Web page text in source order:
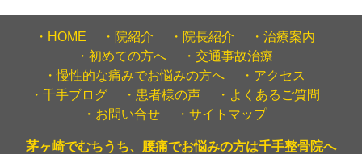
HOME 院紹介 院長紹介
治療案内
初めての方へ
交通事故治療
慢性的な痛みでお悩みの方へ
アクセス
千手ブログ
患者様の声
よくあるご質問
お問い合せ
サイトマップ
茅ヶ崎でむちうち、腰痛でお悩みの方は千手整骨院へ